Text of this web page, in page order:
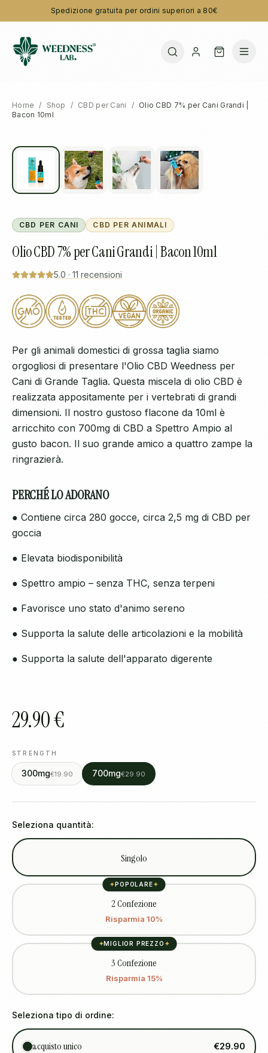
Spedizione gratuita per ordini superiori a 80€
Home / Shop / CBD per Cani /
Olio CBD 7% per Cani Grandi |
Bacon 10ml
CBD PER CANI CBD PER ANIMALI
Olio CBD 7% per Cani Grandi | Bacon 10ml
5.0 · 11 recensioni
Per gli animali domestici di grossa taglia siamo
orgogliosi di presentare l'Olio CBD Weedness per
Cani di Grande Taglia. Questa miscela di olio CBD è
realizzata appositamente per i vertebrati di grandi
dimensioni. Il nostro gustoso flacone da 10ml è
arricchito con 700mg di CBD a Spettro Ampio al
gusto bacon. Il suo grande amico a quattro zampe la
ringrazierà.
PERCHÉ LO ADORANO
● Contiene circa 280 gocce, circa 2,5 mg di CBD per
goccia
● Elevata biodisponibilità
● Spettro ampio – senza THC, senza terpeni
● Favorisce uno stato d'animo sereno
● Supporta la salute delle articolazioni e la mobilità
● Supporta la salute dell'apparato digerente
29.90 €
STRENGTH
300mg€19.90 700mg€29.90
Seleziona quantità:
Singolo
✦POPOLARE✦
2 Confezione
Risparmia 10%
✦MIGLIOR PREZZO ✦
3 Confezione
Risparmia 15%
Seleziona tipo di ordine:
acquisto unico €29.90